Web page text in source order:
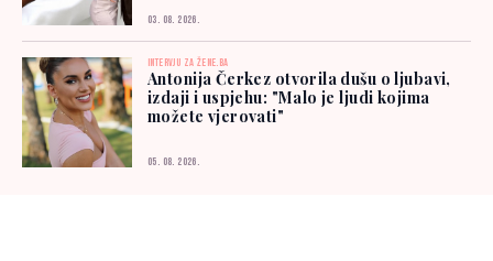
03. 08. 2026.
INTERVJU ZA ŽENE.BA
Antonija Čerkez otvorila dušu o ljubavi,
izdaji i uspjehu: "Malo je ljudi kojima
možete vjerovati"
05. 08. 2026.